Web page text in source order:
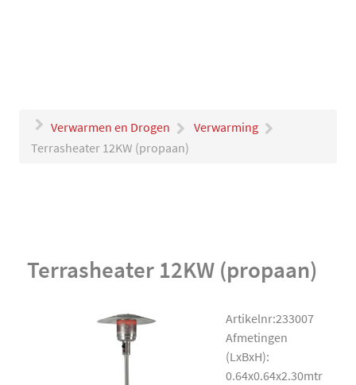
Verwarmen en Drogen
Verwarming
Terrasheater 12KW (propaan)
Terrasheater 12KW (propaan)
Artikelnr:233007
Afmetingen
(LxBxH):
0.64x0.64x2.30mtr